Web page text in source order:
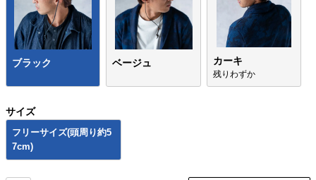
ブラック ベージュ カーキ
残りわずか
サイズ
フリーサイズ(頭周り約5
7cm)